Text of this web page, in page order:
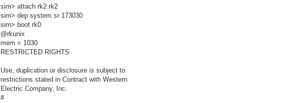
sim> attach rk2 rk2
sim> dep system sr 173030
sim> boot rk0
@rkunix
mem = 1030
RESTRICTED RIGHTS
Use, duplication or disclosure is subject to
restrictions stated in Contract with Western
Electric Company, Inc.
#